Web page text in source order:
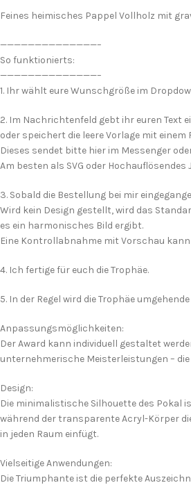
Feines heimisches Pappel Vollholz mit
——————————————–
So funktionierts:
——————————————–
1. Ihr wählt eure Wunschgröße im
2. Im Nachrichtenfeld gebt ihr euren Text
oder speichert die leere Vorlage mit
Dieses sendet bitte hier im Messenger
Am besten als SVG oder Hochauflösendes
3. Sobald die Bestellung bei mir
Wird kein Design gestellt, wird das
es ein harmonisches Bild ergibt.
Eine Kontrollabnahme mit Vorschau
4. Ich fertige für euch die Trophäe.
5. In der Regel wird die Trophäe
Anpassungsmöglichkeiten:
Der Award kann individuell gestaltet
unternehmerische Meisterleistungen –
Design:
Die minimalistische Silhouette des Pokal
während der transparente Acryl-Körper
in jeden Raum einfügt.
Vielseitige Anwendungen:
Die Triumphante ist die perfekte